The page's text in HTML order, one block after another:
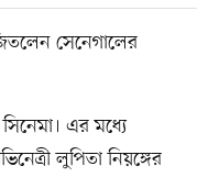
সেনেগালের
এর মধ্যে
লুপিতা নিয়ঙ্গের